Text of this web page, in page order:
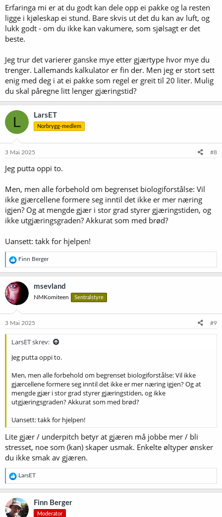
Erfaringa mi er at du godt kan dele opp ei pakke og la resten
ligge i kjøleskap ei stund. Bare skvis ut det du kan av luft, og
lukk godt - om du ikke kan vakumere, som sjølsagt er det
beste.
Jeg trur det varierer ganske mye etter gjærtype hvor mye du
trenger. Lallemands kalkulator er fin der. Men jeg er stort sett
enig med deg i at ei pakke som regel er greit til 20 liter. Mulig
du skal påregne litt lenger gjæringstid?
L LarsET
Norbrygg-medlem
3 Mai 2025 #8
Jeg putta oppi to.
Men, men alle forbehold om begrenset biologiforstålse: Vil
ikke gjærcellene formere seg inntil det ikke er mer næring
igjen? Og at mengde gjær i stor grad styrer gjæringstiden, og
ikke utgjæringsgraden? Akkurat som med brød?
Uansett: takk for hjelpen!
R
e
a
k
s
j
o
e
Finn Berger
msevland
NMKomiteen Sentralstyre
3 Mai 2025 #9
LarsET skrev:
Jeg putta oppi to.
Men, men alle forbehold om begrenset biologiforstålse: Vil ikke
gjærcellene formere seg inntil det ikke er mer næring igjen? Og at
mengde gjær i stor grad styrer gjæringstiden, og ikke
utgjæringsgraden? Akkurat som med brød?
Uansett: takk for hjelpen!
Lite gjær / underpitch betyr at gjæren må jobbe mer / bli
stresset, noe som (kan) skaper usmak. Enkelte øltyper ønsker
du ikke smak av gjæren.
R
e
a
k
s
j
LarsET
Finn Berger
Moderator